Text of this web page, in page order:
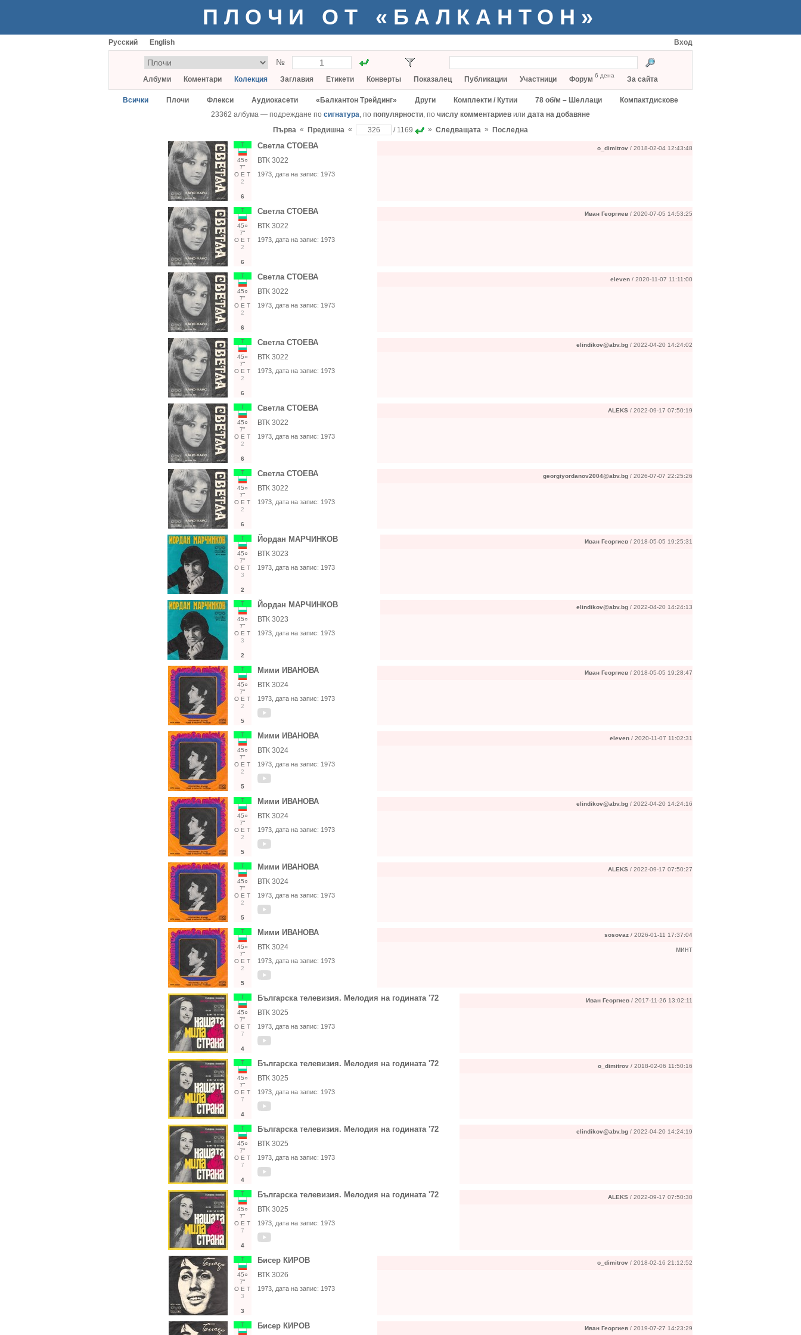
ПЛОЧИ ОТ «БАЛКАНТОН»
Русский English Вход
№
Албуми Коментари Колекция Заглавия Етикети Конверты Показалец Публикации Участници Форум 6 дена За сайта
Всички Плочи Флекси Аудиокасети «Балкантон Трейдинг» Други Комплекти / Кутии 78 об/м – Шеллаци
Компактдискове
23362 албума — подреждане по сигнатура, по популярности, по числу комментариев или дата на добавяне
Първа « Предишна « / 1169 » Следващата » Последна
Т
45○
7"
О Е Т
2
6
Светла СТОЕВА
ВТК 3022
1973 , дата на запис: 1973
o_dimitrov / 2018-02-04 12:43:48
Т
45○
7"
О Е Т
2
6
Светла СТОЕВА
ВТК 3022
1973 , дата на запис: 1973
Иван Георгиев / 2020-07-05 14:53:25
Т
45○
7"
О Е Т
2
6
Светла СТОЕВА
ВТК 3022
1973 , дата на запис: 1973
eleven / 2020-11-07 11:11:00
Т
45○
7"
О Е Т
2
6
Светла СТОЕВА
ВТК 3022
1973 , дата на запис: 1973
elindikov@abv.bg / 2022-04-20 14:24:02
Т
45○
7"
О Е Т
2
6
Светла СТОЕВА
ВТК 3022
1973 , дата на запис: 1973
ALEKS / 2022-09-17 07:50:19
Т
45○
7"
О Е Т
2
6
Светла СТОЕВА
ВТК 3022
1973 , дата на запис: 1973
georgiyordanov2004@abv.bg / 2026-07-07 22:25:26
Т
45○
7"
О Е Т
3
2
Йордан МАРЧИНКОВ
ВТК 3023
1973 , дата на запис: 1973
Иван Георгиев / 2018-05-05 19:25:31
Т
45○
7"
О Е Т
3
2
Йордан МАРЧИНКОВ
ВТК 3023
1973 , дата на запис: 1973
elindikov@abv.bg / 2022-04-20 14:24:13
Т
45○
7"
О Е Т
2
5
Мими ИВАНОВА
ВТК 3024
1973 , дата на запис: 1973
Иван Георгиев / 2018-05-05 19:28:47
Т
45○
7"
О Е Т
2
5
Мими ИВАНОВА
ВТК 3024
1973 , дата на запис: 1973
eleven / 2020-11-07 11:02:31
Т
45○
7"
О Е Т
2
5
Мими ИВАНОВА
ВТК 3024
1973 , дата на запис: 1973
elindikov@abv.bg / 2022-04-20 14:24:16
Т
45○
7"
О Е Т
2
5
Мими ИВАНОВА
ВТК 3024
1973 , дата на запис: 1973
ALEKS / 2022-09-17 07:50:27
Т
45○
7"
О Е Т
2
5
Мими ИВАНОВА
ВТК 3024
1973 , дата на запис: 1973
sosovaz / 2026-01-11 17:37:04
минт
Т
45○
7"
О Е Т
7
4
Българска телевизия. Мелодия на годината '72
ВТК 3025
1973 , дата на запис: 1973
Иван Георгиев / 2017-11-26 13:02:11
Т
45○
7"
О Е Т
7
4
Българска телевизия. Мелодия на годината '72
ВТК 3025
1973 , дата на запис: 1973
o_dimitrov / 2018-02-06 11:50:16
Т
45○
7"
О Е Т
7
4
Българска телевизия. Мелодия на годината '72
ВТК 3025
1973 , дата на запис: 1973
elindikov@abv.bg / 2022-04-20 14:24:19
Т
45○
7"
О Е Т
7
4
Българска телевизия. Мелодия на годината '72
ВТК 3025
1973 , дата на запис: 1973
ALEKS / 2022-09-17 07:50:30
Т
45○
7"
О Е Т
3
3
Бисер КИРОВ
ВТК 3026
1973 , дата на запис: 1973
o_dimitrov / 2018-02-16 21:12:52
Т Бисер КИРОВ Иван Георгиев / 2019-07-27 14:23:29